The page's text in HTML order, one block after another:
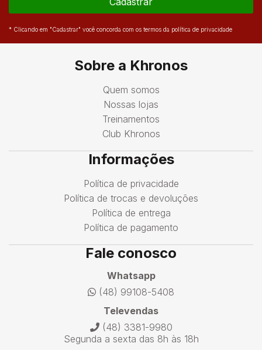
* Clicando em "Cadastrar" você concorda com os termos da política de privacidade
Sobre a Khronos
Quem somos
Nossas lojas
Treinamentos
Club Khronos
Informações
Política de privacidade
Política de trocas e devoluções
Política de entrega
Política de pagamento
Fale conosco
Whatsapp
(48) 99108-5408
Televendas
(48) 3381-9980
Segunda a sexta das 8h às 18h